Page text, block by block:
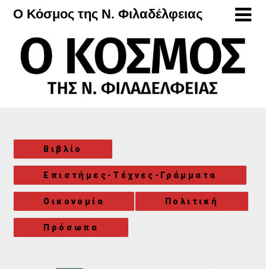
Μετάβαση
περιεχόμενο
Ο Κόσμος της Ν. Φιλαδέλφειας
Βιβλίο
Επιστήμες-Τέχνες-Γράμματα
Οικονομία Πολιτική
Πρόσωπα